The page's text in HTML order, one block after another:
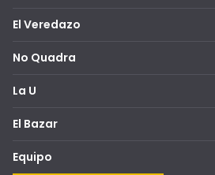
El Veredazo
No Quadra
La U
El Bazar
Equipo